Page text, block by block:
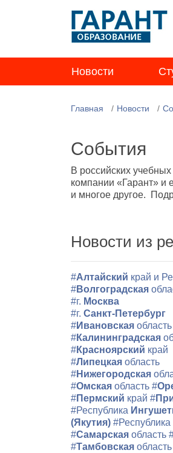
Новости
Главная Новости
События
В российских
компании «Гарант» и
и многое другое.
Новости из
#Алтайский край и
#Волгоградская
#г. Москва
#г. Санкт-Петербург
#Ивановская область
#Калининградская
#Красноярский край
#Липецкая область
#Нижегородская
#Омская область #
#Пермский край #
#Республика
(Якутия) #Республика
#Самарская область
#Тамбовская область